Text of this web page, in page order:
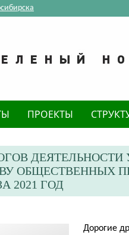
ПРОЕКТЫ
ДЕЯТЕЛЬНОСТИ
ОБЩЕСТВЕННЫХ
2021 ГОД
Дорогие